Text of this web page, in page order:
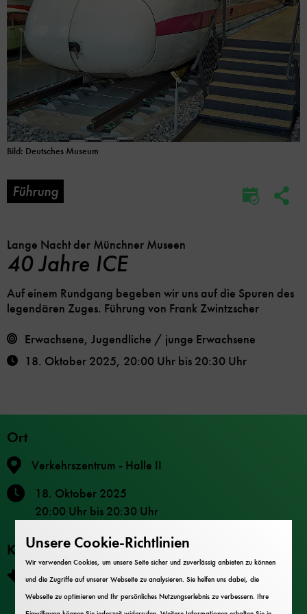
Bild: Deutsches Museum
Führung
Lange Nacht der Münchner Museen
40 Jahre ICE
Auf einem Rundgang begeben wir uns auf die Spuren des
legendären Zuges. Führung von Frank Zwintzscher
Erwachsene, Jugendliche / junge Erwachsene
18. Oktober 2025, 20:00 Uhr bis 20:30 Uhr
Ort
Verkehrszentrum - Halle II
18. Oktober 2025
20:00 Uhr bis 20:30 Uhr
Kosten
Lange Nacht Ticket: 20 € (Direktkauf vor Ort) /
23,50 € (digitaler Vorverkauf)
Unsere Cookie-Richtlinien
Wir verwenden Cookies, um unsere Seite sicher und zuverlässig anbieten zu können
und die Zugriffe auf unserer Webseite zu analysieren. Sie helfen uns dabei, die
Webseite zu optimieren und Ihr persönliches Nutzungserlebnis zu verbessern. Ihre